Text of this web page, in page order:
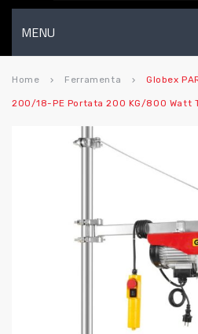
MENU
HOME
AZIENDA
Home keyboard_arrow_right Ferramenta keyboard_arrow_right Globex
200/18-PE Portata 200 KG/800 Watt